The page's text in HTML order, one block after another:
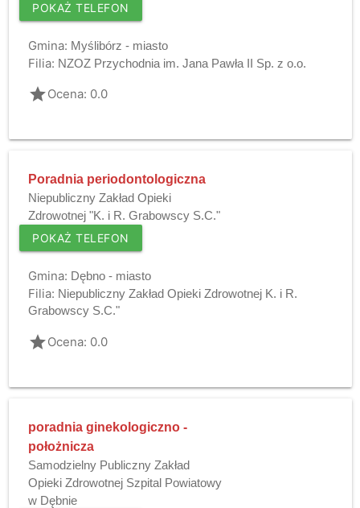
POKAŻ TELEFON
Gmina: Myślibórz - miasto
Filia: NZOZ Przychodnia im. Jana Pawła II Sp. z o.o.
gradeOcena: 0.0
Poradnia periodontologiczna
Niepubliczny Zakład Opieki
Zdrowotnej "K. i R. Grabowscy S.C."
POKAŻ TELEFON
Gmina: Dębno - miasto
Filia: Niepubliczny Zakład Opieki Zdrowotnej K. i R.
Grabowscy S.C."
gradeOcena: 0.0
poradnia ginekologiczno -
położnicza
Samodzielny Publiczny Zakład
Opieki Zdrowotnej Szpital Powiatowy
w Dębnie